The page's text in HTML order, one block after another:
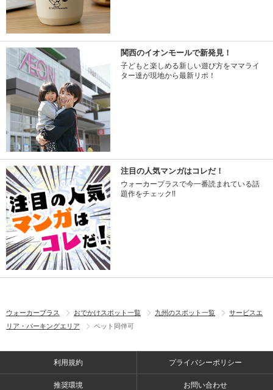
関西のイオンモールで新発見！
子どもと楽しめる新しい遊び方をママライ
ター達が現地から最新リポ！
注目の人気マンガはコレだ！
ウォーカープラスで今一番読まれている話
題作をチェック!!
ウォーカープラス おでかけスポット一覧 九州のスポット一覧
サービスエ
リア・パーキングエリア
ペット同伴可
利用規約 プライバシーポリシー
推奨環境 お問い合わせ